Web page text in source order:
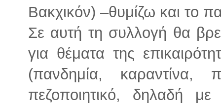
Βακχικόν) –θυμίζω και το
Σε αυτή τη συλλογή θα
για θέματα της
(πανδημία,
πεζοποιητικό, δηλαδή με